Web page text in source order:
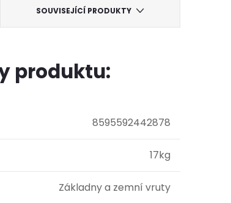
SOUVISEJÍCÍ PRODUKTY
produktu:
8595592442878
17kg
Základny a zemní vruty